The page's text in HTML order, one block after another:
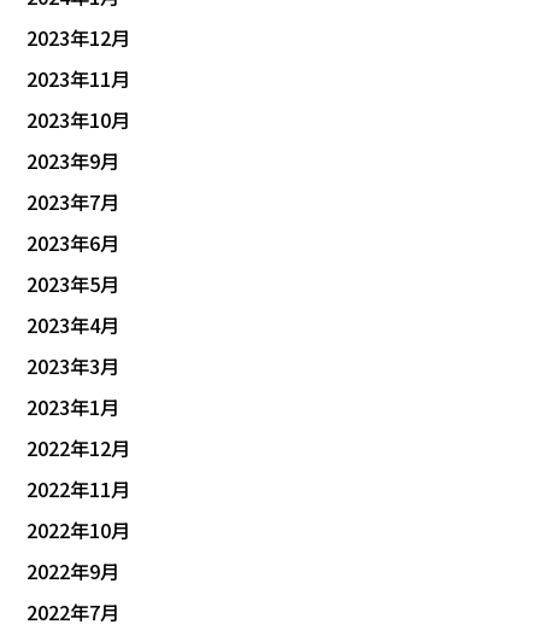
2023年12月
2023年11月
2023年10月
2023年9月
2023年7月
2023年6月
2023年5月
2023年4月
2023年3月
2023年1月
2022年12月
2022年11月
2022年10月
2022年9月
2022年7月